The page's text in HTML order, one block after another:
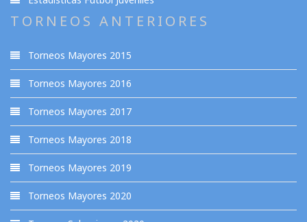
TORNEOS ANTERIORES
Torneos Mayores 2015
Torneos Mayores 2016
Torneos Mayores 2017
Torneos Mayores 2018
Torneos Mayores 2019
Torneos Mayores 2020